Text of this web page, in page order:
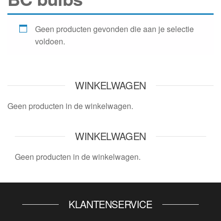
Geen producten gevonden die aan je selectie
voldoen.
WINKELWAGEN
Geen producten in de winkelwagen.
WINKELWAGEN
Geen producten in de winkelwagen.
KLANTENSERVICE